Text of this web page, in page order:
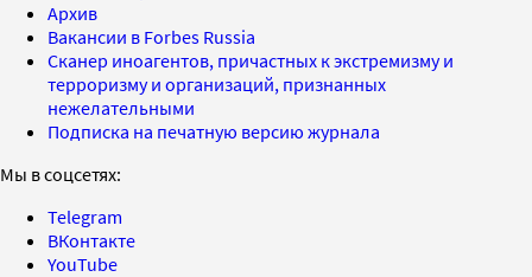
Архив
Вакансии в Forbes Russia
Сканер иноагентов, причастных к экстремизму и
терроризму и организаций, признанных
нежелательными
Подписка на печатную версию журнала
Мы в соцсетях:
Telegram
ВКонтакте
YouTube